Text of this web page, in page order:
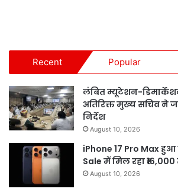
Recent Popular
लंबित म्यूटेशन-
अतिरिक्त मुख्य सचिव ने
निर्देश
August 10, 2026
iPhone 17 Pro Max
Sale में मिल रहा
August 10, 2026